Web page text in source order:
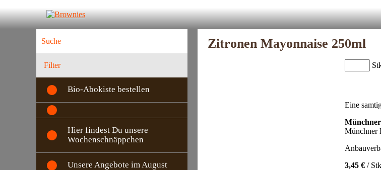
Filter
Bio-Abokiste bestellen
Hier findest Du unsere
Wochenschnäppchen
Unsere Angebote im August
Zitronen Mayonnaise 250ml
Eine
Münchner
3,45 € / Stk